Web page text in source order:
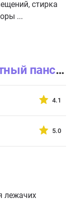
стирка
...
«Берегиня» в Троицке
4.1
5.0
лежачих